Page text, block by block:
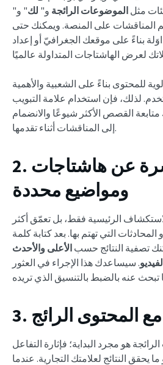
مثل الموضوعات الرائجة و" لك" و"
المناقشات على المنصة. ويمكنك حتى
بناءً على موقعك الجغرافيّ أو إعداد
للمحتوى بناءً على الشعبية والأهمية
لذلك، فإن استخدام علامة التبويب
القصص الأكثر شيوعًا والانضمام
إلى المناقشات أثناء تقدمها.
2. البحث مباشرة عن هاشتاجات
ومواضيع محددة
الرئيسية فقط، بل تعمّق أكثر
التي تهتم بها. بعد كتابة كلمة
تصفية النتائج حسب الأعلى والأحدث
. سيساعدك هذا الإجراء في العثور
مع المحتوى الرائج
هو مجرد البداية؛ فإثارة التفاعل
يحقق النتائج لعلامتك التجارية. عندما